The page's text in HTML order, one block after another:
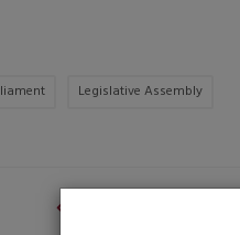
Legislative Assembly